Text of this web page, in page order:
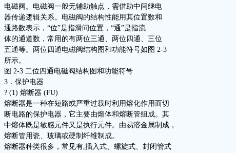
电磁阀。电磁阀一般无辅助触点，需借助中间继电
器传递逻辑关系。电磁阀的结构性能用其位置数和
通路数表示，“位”是指滑问位置，“通”是指流
体的通道数，常用的有两位三通、两位四通、三位
五通等。两位四通电磁阀结构图和功能符号如图 2-3
所示。
图 2-3 二位四通电磁阀结构图和功能符号
3．保护电器
? (1) 熔断器 (FU)
熔断器是一种在短路或严重过载时利用熔化作用而切
断电路的保护电器，它主要由熔体和熔断管组成。其
中熔体既是敏感元件又是执行元件。由易溶金属制成，
熔断管用瓷、玻璃或硬制纤维制成。
熔断器种类很多，常见有,插入式、螺旋式、封闭管式